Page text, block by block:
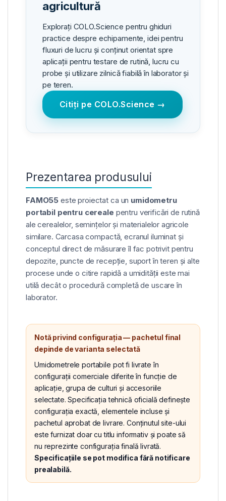
agricultură
Explorați COLO.Science pentru ghiduri
practice despre echipamente, idei pentru
fluxuri de lucru și conținut orientat spre
aplicații pentru testare de rutină, lucru cu
probe și utilizare zilnică fiabilă în laborator și
pe teren.
Citiți pe COLO.Science →
Prezentarea produsului
FAMO55 este proiectat ca un umidometru
portabil pentru cereale pentru verificări de rutină
ale cerealelor, semințelor și materialelor agricole
similare. Carcasa compactă, ecranul iluminat și
conceptul direct de măsurare îl fac potrivit pentru
depozite, puncte de recepție, suport în teren și alte
procese unde o citire rapidă a umidității este mai
utilă decât o procedură completă de uscare în
laborator.
Notă privind configurația — pachetul final
depinde de varianta selectată
Umidometrele portabile pot fi livrate în
configurații comerciale diferite în funcție de
aplicație, grupa de culturi și accesoriile
selectate. Specificația tehnică oficială definește
configurația exactă, elementele incluse și
pachetul aprobat de livrare. Conținutul site-ului
este furnizat doar cu titlu informativ și poate să
nu reprezinte configurația finală livrată.
Specificațiile se pot modifica fără notificare
prealabilă.